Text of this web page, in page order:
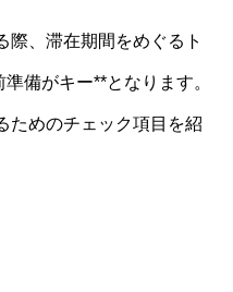
際、滞在期間をめぐるト
備がキー**となります。
ためのチェック項目を紹